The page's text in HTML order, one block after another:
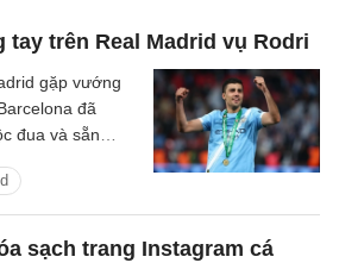
tay trên Real Madrid vụ Rodri
gặp vướng
đã
đua và sẵn
sạch trang Instagram cá